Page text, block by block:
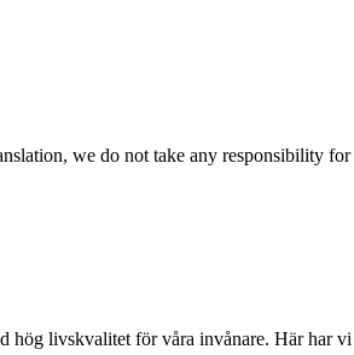
we do not take any responsibility
hög livskvalitet för våra invånare. Här har